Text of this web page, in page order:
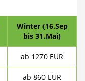
Winter (16.Sep
bis 31.Mai)
ab 1270 EUR
ab 860 EUR